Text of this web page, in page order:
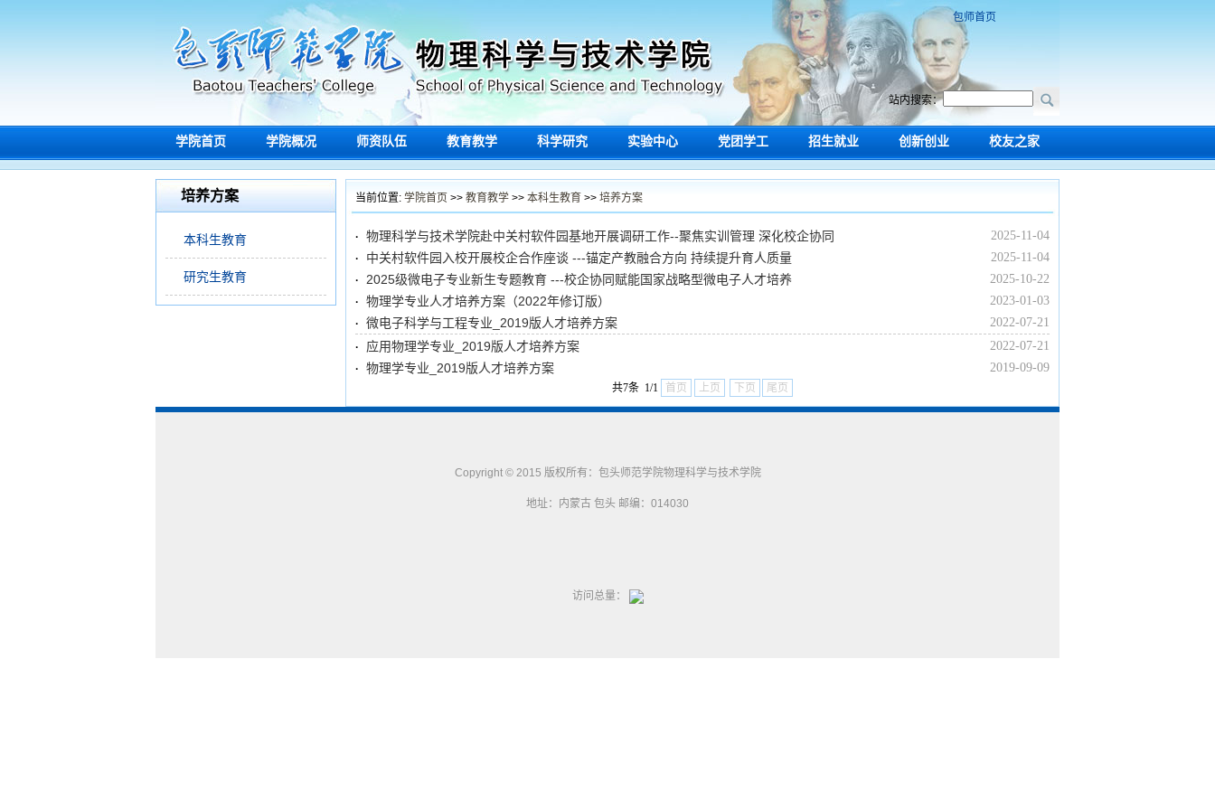
包师首页
站内搜索：
学院首页 学院概况 师资队伍 教育教学 科学研究 实验中心 党团学工 招生就业 创新创业 校友之家
培养方案
本科生教育
研究生教育
当前位置: 学院首页 >> 教育教学 >> 本科生教育 >> 培养方案
· 物理科学与技术学院赴中关村软件园基地开展调研工作--聚焦实训管理 深化校企协同 2025-11-04
· 中关村软件园入校开展校企合作座谈 ---锚定产教融合方向 持续提升育人质量 2025-11-04
· 2025级微电子专业新生专题教育 ---校企协同赋能国家战略型微电子人才培养 2025-10-22
· 物理学专业人才培养方案（2022年修订版） 2023-01-03
· 微电子科学与工程专业_2019版人才培养方案 2022-07-21
· 应用物理学专业_2019版人才培养方案 2022-07-21
· 物理学专业_2019版人才培养方案 2019-09-09
共7条 1/1 首页 上页 下页 尾页
Copyright © 2015 版权所有：包头师范学院物理科学与技术学院
地址：内蒙古 包头 邮编：014030
访问总量：